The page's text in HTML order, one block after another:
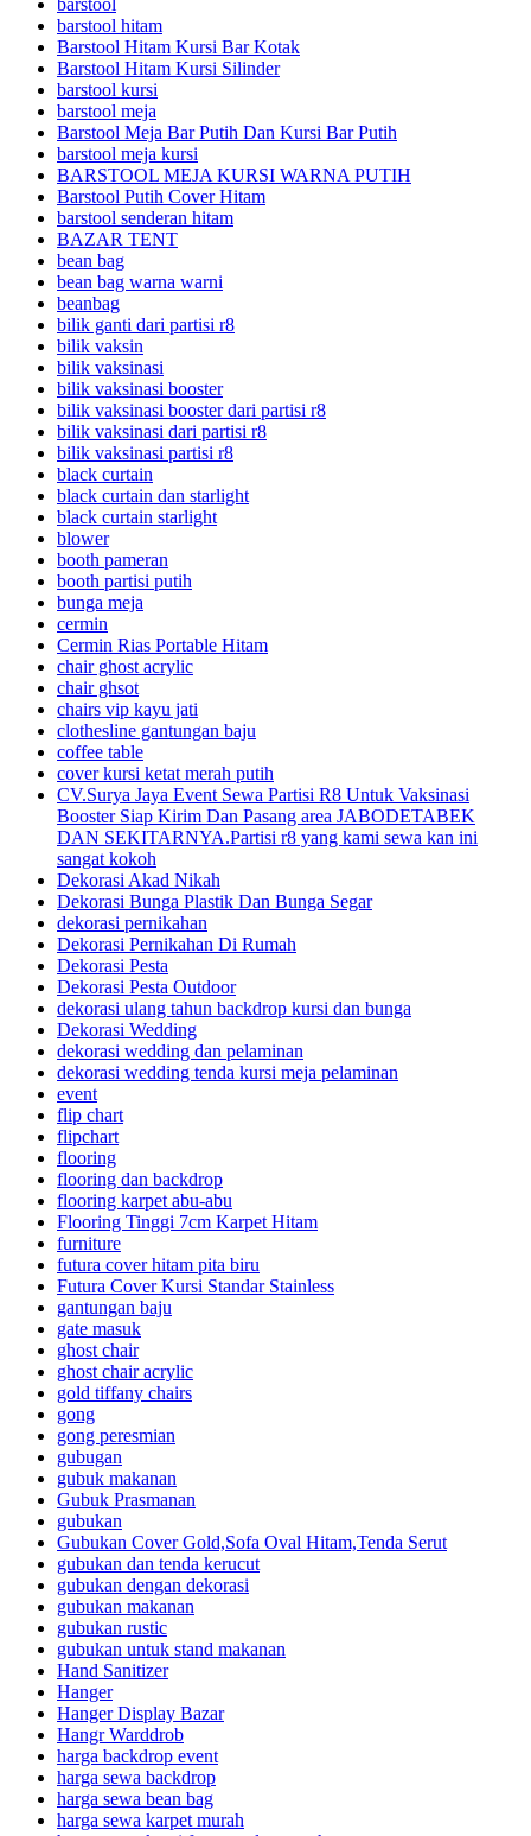
barstool hitam
Barstool Hitam Kursi Bar Kotak
Barstool Hitam Kursi Silinder
barstool kursi
barstool meja
Barstool Meja Bar Putih Dan Kursi Bar Putih
barstool meja kursi
BARSTOOL MEJA KURSI WARNA PUTIH
Barstool Putih Cover Hitam
barstool senderan hitam
BAZAR TENT
bean bag
bean bag warna warni
beanbag
bilik ganti dari partisi r8
bilik vaksin
bilik vaksinasi
bilik vaksinasi booster
bilik vaksinasi booster dari partisi r8
bilik vaksinasi dari partisi r8
bilik vaksinasi partisi r8
black curtain
black curtain dan starlight
black curtain starlight
blower
booth pameran
booth partisi putih
bunga meja
cermin
Cermin Rias Portable Hitam
chair ghost acrylic
chair ghsot
chairs vip kayu jati
clothesline gantungan baju
coffee table
cover kursi ketat merah putih
CV.Surya Jaya Event Sewa Partisi R8 Untuk Vaksinasi
Booster Siap Kirim Dan Pasang area JABODETABEK
DAN SEKITARNYA.Partisi r8 yang kami sewa kan ini
sangat kokoh
Dekorasi Akad Nikah
Dekorasi Bunga Plastik Dan Bunga Segar
dekorasi pernikahan
Dekorasi Pernikahan Di Rumah
Dekorasi Pesta
Dekorasi Pesta Outdoor
dekorasi ulang tahun backdrop kursi dan bunga
Dekorasi Wedding
dekorasi wedding dan pelaminan
dekorasi wedding tenda kursi meja pelaminan
event
flip chart
flipchart
flooring
flooring dan backdrop
flooring karpet abu-abu
Flooring Tinggi 7cm Karpet Hitam
furniture
futura cover hitam pita biru
Futura Cover Kursi Standar Stainless
gantungan baju
gate masuk
ghost chair
ghost chair acrylic
gold tiffany chairs
gong
gong peresmian
gubugan
gubuk makanan
Gubuk Prasmanan
gubukan
Gubukan Cover Gold,Sofa Oval Hitam,Tenda Serut
gubukan dan tenda kerucut
gubukan dengan dekorasi
gubukan makanan
gubukan rustic
gubukan untuk stand makanan
Hand Sanitizer
Hanger
Hanger Display Bazar
Hangr Warddrob
harga backdrop event
harga sewa backdrop
harga sewa bean bag
harga sewa karpet murah